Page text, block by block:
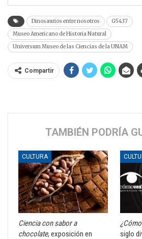
Dinosaurios entre nosotros
G5437
Museo Americano de Historia Natural
Universum Museo de las Ciencias de la UNAM
Compartir
TAMBIÉN PODRÍA
CULTURA
Ciencia con sabor a
chocolate, exposición en
siglo